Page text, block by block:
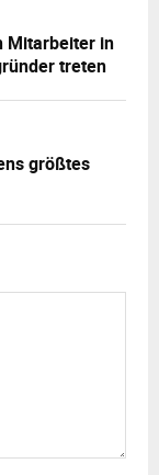
Mitarbeiter in
treten
größtes